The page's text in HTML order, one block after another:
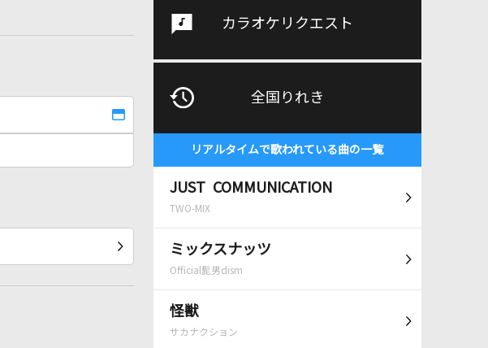
カラオケリクエスト
全国りれき
リアルタイムで歌われている曲の一覧
JUST COMMUNICATION
TWO-MIX
ミックスナッツ
Official髭男dism
怪獣
サカナクション